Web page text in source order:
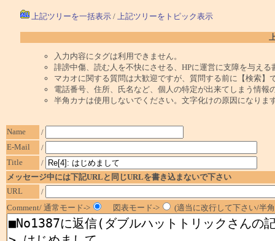
上記ツリーを一括表示/ 上記ツリーをトピック表示
入力内容にタグは利用できません。
誹謗中傷、読む人を不快にさせる、HPに運営に支障を与え
マカオに関する質問は大歓迎ですが、質問する前に【検索】
電話番号、住所、氏名など、個人の特定が出来てしまう情報
半角カナは使用しないでください。文字化けの原因になりま
Name
/
E-Mail
/
Title
/
メッセージ中には下記URLと同じURLを書き込まないで下さい
URL
/
Comment/ 通常モード->
図表モード-> (適当に改行して下さい/半